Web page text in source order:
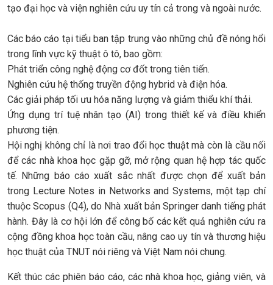
tạo đại học và viện nghiên cứu uy tín cả trong và ngoài nước.
Các báo cáo tại tiểu ban tập trung vào những chủ đề nóng hổi
trong lĩnh vực kỹ thuật ô tô, bao gồm:
Phát triển công nghệ động cơ đốt trong tiên tiến.
Nghiên cứu hệ thống truyền động hybrid và điện hóa.
Các giải pháp tối ưu hóa năng lượng và giảm thiểu khí thải.
Ứng dụng trí tuệ nhân tạo (AI) trong thiết kế và điều khiển
phương tiện.
Hội nghị không chỉ là nơi trao đổi học thuật mà còn là cầu nối
để các nhà khoa học gặp gỡ, mở rộng quan hệ hợp tác quốc
tế. Những báo cáo xuất sắc nhất được chọn để xuất bản
trong Lecture Notes in Networks and Systems, một tạp chí
thuộc Scopus (Q4), do Nhà xuất bản Springer danh tiếng phát
hành. Đây là cơ hội lớn để công bố các kết quả nghiên cứu ra
cộng đồng khoa học toàn cầu, nâng cao uy tín và thương hiệu
học thuật của TNUT nói riêng và Việt Nam nói chung.
Kết thúc các phiên báo cáo, các nhà khoa học, giảng viên, và